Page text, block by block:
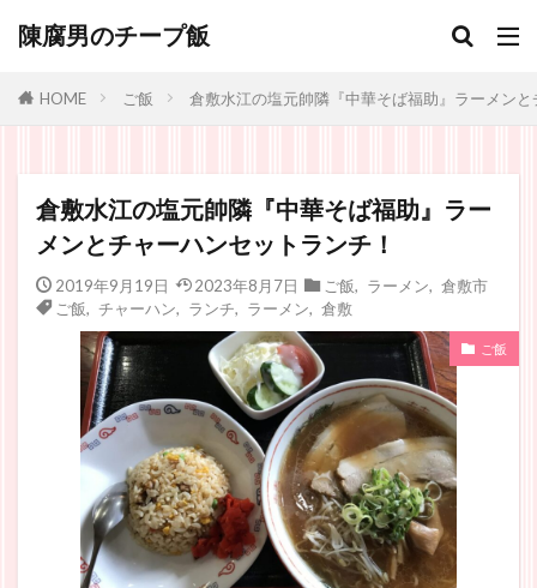
陳腐男のチープ飯
HOME ご飯 倉敷水江の塩元帥隣『中華そば福助』ラーメン
倉敷水江の塩元帥隣『中華そば福助』ラー
メンとチャーハンセットランチ！
2019年9月19日 2023年8月7日 ご飯 ラーメン
倉敷市
ご飯
チャーハン ランチ ラーメン 倉敷
ご飯